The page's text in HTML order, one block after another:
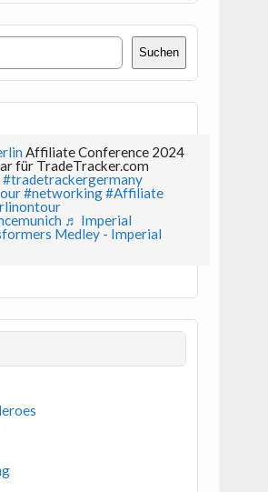
Suchen
Affiliate Conference 2024
für TradeTracker.com
#tradetrackergermany
#networking#Affiliate
♬ Imperial
Medley - Imperial